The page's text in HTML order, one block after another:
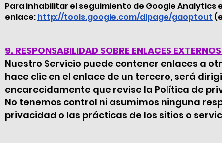
Para inhabilitar el seguimiento de Google Analytics
enlace:http://tools.google.com/dlpage/gaoptout
9. RESPONSABILIDAD SOBRE ENLACES
Nuestro Servicio puede contener enlaces a
hace clic en el enlace de un tercero, será
encarecidamente que revise la Política de
No tenemos control ni asumimos ninguna
privacidad o las prácticas de los sitios o